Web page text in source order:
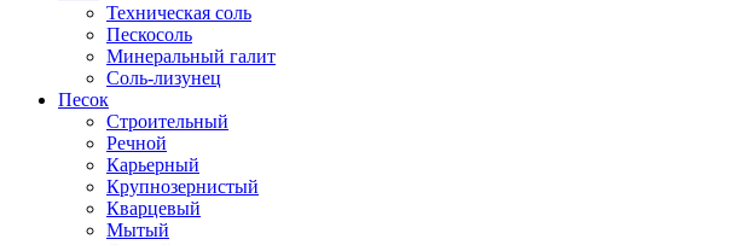
Техническая соль
Пескосоль
Минеральный галит
Соль-лизунец
Песок
Строительный
Речной
Карьерный
Крупнозернистый
Кварцевый
Мытый